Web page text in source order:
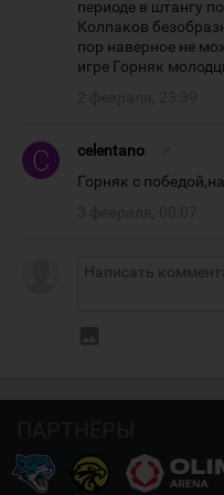
периоде в штангу
Колпаков
пор наверное не
игре Горняк
celentano
Горняк с